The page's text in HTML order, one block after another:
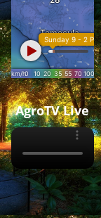
AgroTV Live